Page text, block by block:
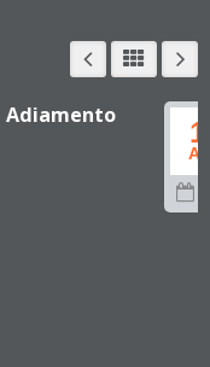
Adiamento